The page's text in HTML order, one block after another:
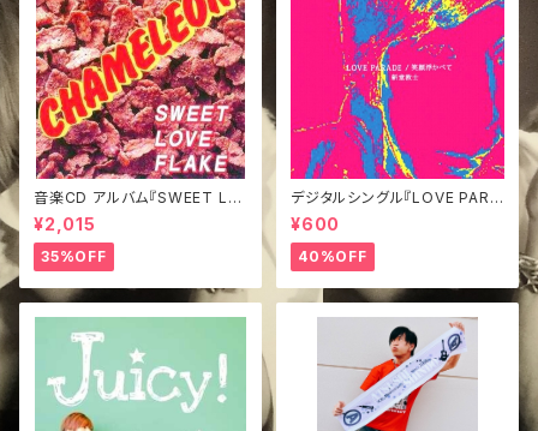
音楽CD アルバム『SWEET LO
VE FLAKE』
¥2,015
35%OFF
デジタルシングル『LOVE PARA
DE』
¥600
40%OFF